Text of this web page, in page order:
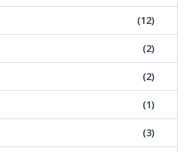
(12)
(2)
(2)
(1)
(3)